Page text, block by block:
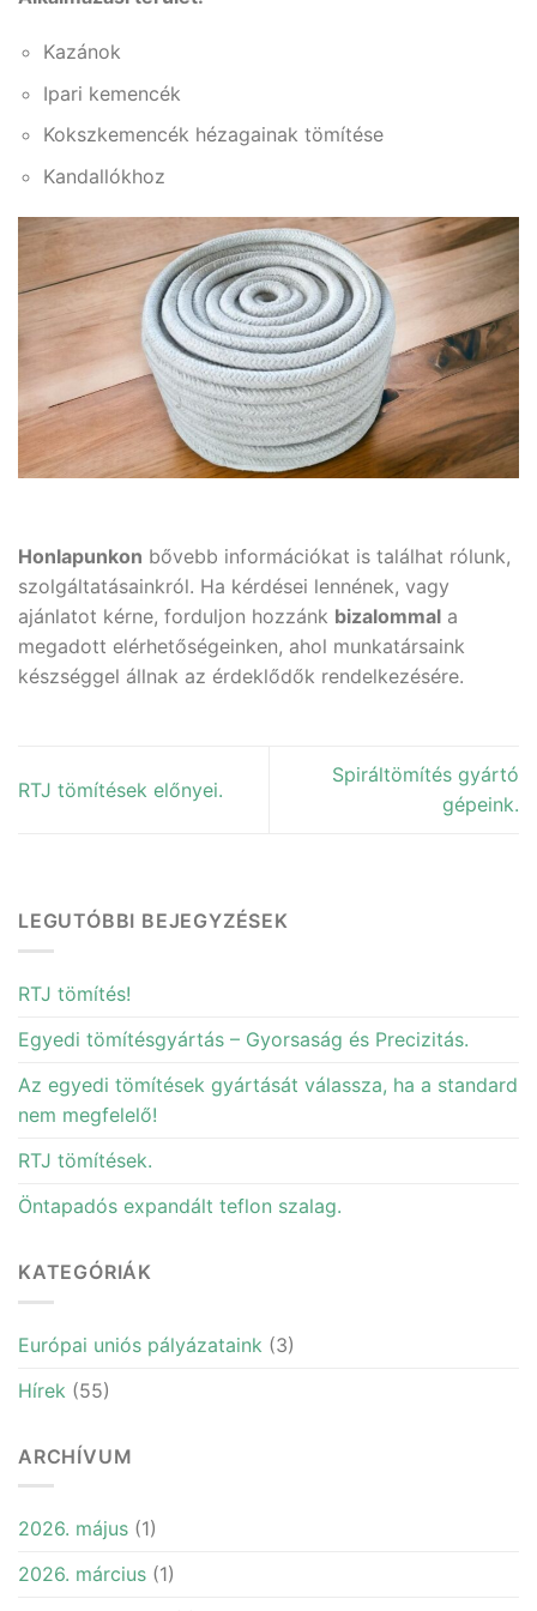
Kazánok
Ipari kemencék
Kokszkemencék hézagainak tömítése
Kandallókhoz
Honlapunkon bővebb információkat is találhat rólunk,
szolgáltatásainkról. Ha kérdései lennének, vagy
ajánlatot kérne, forduljon hozzánk bizalommal a
megadott elérhetőségeinken, ahol munkatársaink
készséggel állnak az érdeklődők rendelkezésére.
RTJ tömítések előnyei.
Spiráltömítés gyártó
gépeink.
LEGUTÓBBI BEJEGYZÉSEK
RTJ tömítés!
Egyedi tömítésgyártás – Gyorsaság és Precizitás.
Az egyedi tömítések gyártását válassza, ha a standard
nem megfelelő!
RTJ tömítések.
Öntapadós expandált teflon szalag.
KATEGÓRIÁK
Európai uniós pályázataink (3)
Hírek (55)
ARCHÍVUM
2026. május (1)
2026. március (1)